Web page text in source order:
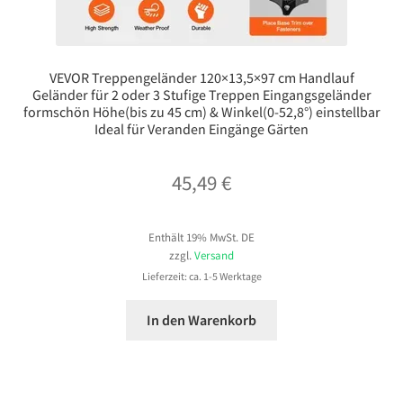
VEVOR Treppengeländer 120×13,5×97 cm Handlauf
Geländer für 2 oder 3 Stufige Treppen Eingangsgeländer
formschön Höhe(bis zu 45 cm) & Winkel(0-52,8°) einstellbar
Ideal für Veranden Eingänge Gärten
45,49€
Enthält 19% MwSt. DE
zzgl. Versand
Lieferzeit: ca. 1-5 Werktage
In den Warenkorb